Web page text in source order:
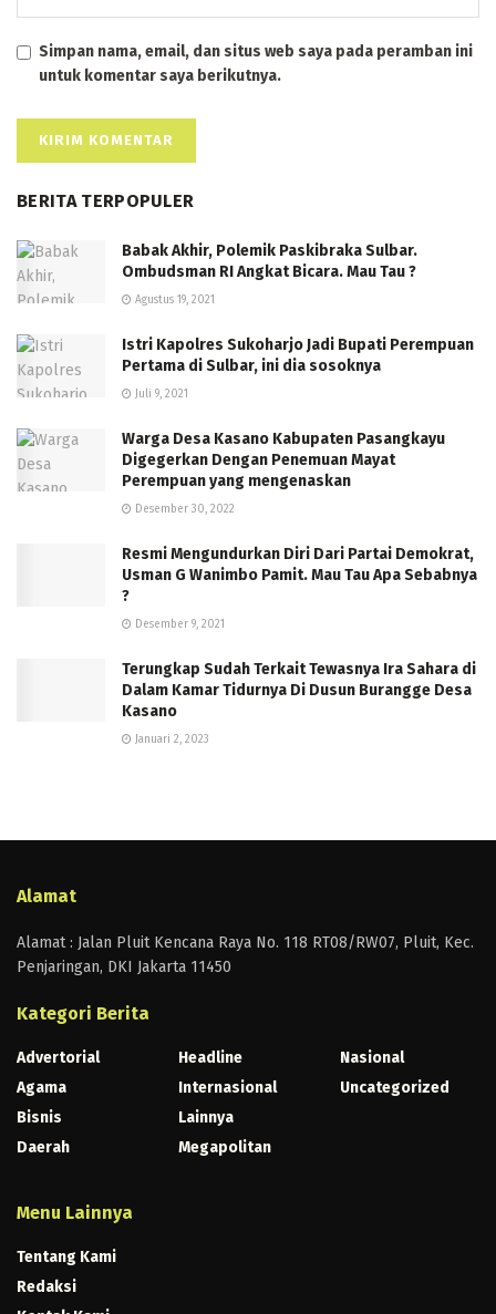
Simpan nama, email, dan situs web saya pada peramban ini
untuk komentar saya berikutnya.
BERITA TERPOPULER
Babak Akhir, Polemik Paskibraka Sulbar.
Ombudsman RI Angkat Bicara. Mau Tau ?
Agustus 19, 2021
Istri Kapolres Sukoharjo Jadi Bupati Perempuan
Pertama di Sulbar, ini dia sosoknya
Juli 9, 2021
Warga Desa Kasano Kabupaten Pasangkayu
Digegerkan Dengan Penemuan Mayat
Perempuan yang mengenaskan
Desember 30, 2022
Resmi Mengundurkan Diri Dari Partai Demokrat,
Usman G Wanimbo Pamit. Mau Tau Apa Sebabnya
?
Desember 9, 2021
Terungkap Sudah Terkait Tewasnya Ira Sahara di
Dalam Kamar Tidurnya Di Dusun Burangge Desa
Kasano
Januari 2, 2023
Alamat
Alamat : Jalan Pluit Kencana Raya No. 118 RT08/RW07, Pluit, Kec.
Penjaringan, DKI Jakarta 11450
Kategori Berita
Advertorial
Agama
Bisnis
Daerah
Headline
Internasional
Lainnya
Megapolitan
Nasional
Uncategorized
Menu Lainnya
Tentang Kami
Redaksi